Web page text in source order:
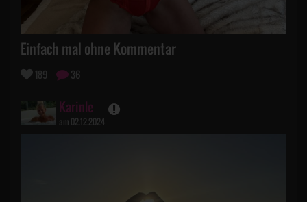
Einfach mal ohne Kommentar
189 36
Karinle
am 02.12.2024